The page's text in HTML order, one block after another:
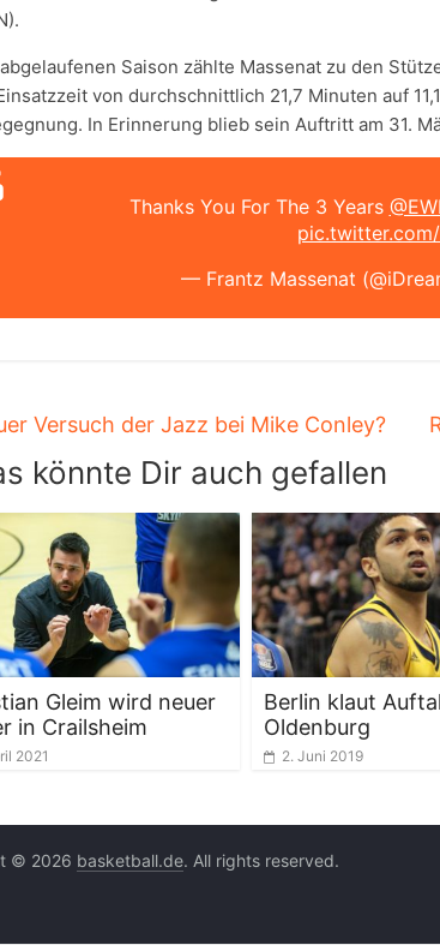
Saison zählte Massenat zu den
von durchschnittlich 21,7 Minuten auf
In Erinnerung blieb sein Auftritt am 31.
Thanks You For The 3 Years
— Frantz Massenat
Versuch der Jazz bei Mike Conley?
könnte Dir auch gefallen
Gleim wird neuer
in Crailsheim
2021
Berlin klaut
Oldenburg
2. Juni 2019
© 2026 basketball.de. All rights reserved.